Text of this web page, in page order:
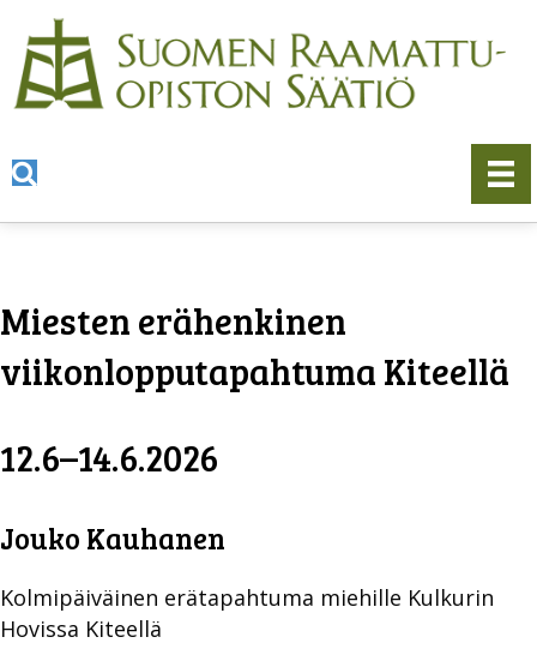
Miesten erähenkinen
viikonlopputapahtuma Kiteellä
12.6–14.6.2026
Jouko Kauhanen
Kolmipäiväinen erätapahtuma miehille Kulkurin
Hovissa Kiteellä